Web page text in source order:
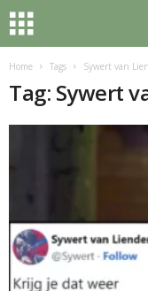
Home Tags Sywert van
Tag: Sywert